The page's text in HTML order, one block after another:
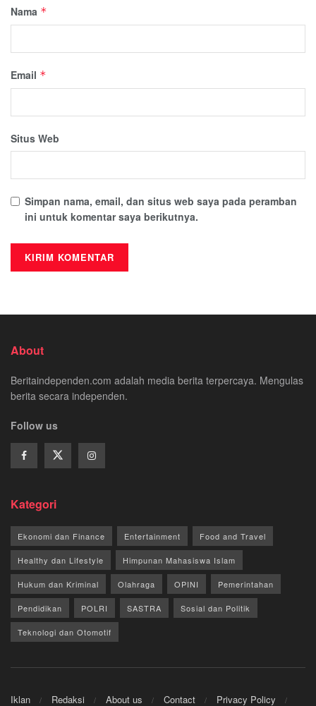
Nama *
Email *
Situs Web
Simpan nama, email, dan situs web saya pada peramban
ini untuk komentar saya berikutnya.
About
Beritaindependen.com adalah media berita terpercaya. Mengulas
berita secara independen.
Follow us
Kategori
Ekonomi dan Finance Entertainment Food and Travel
Healthy dan Lifestyle Himpunan Mahasiswa Islam
Hukum dan Kriminal Olahraga OPINI Pemerintahan
Pendidikan POLRI SASTRA Sosial dan Politik
Teknologi dan Otomotif
Iklan Redaksi About us Contact Privacy Policy